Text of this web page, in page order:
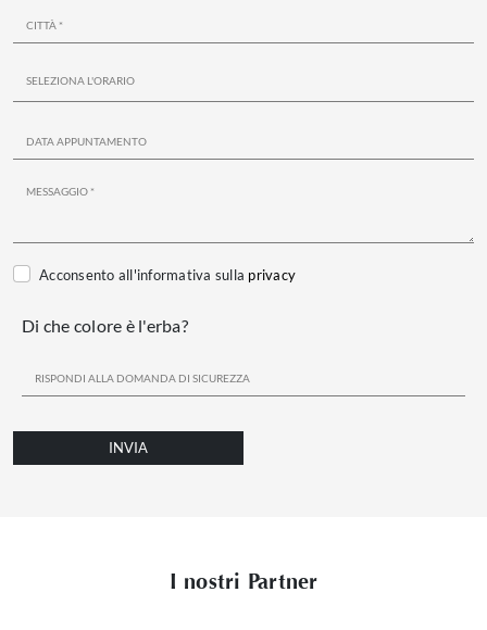
Acconsento all'informativa sulla privacy
Di che colore è l'erba?
INVIA
I nostri Partner